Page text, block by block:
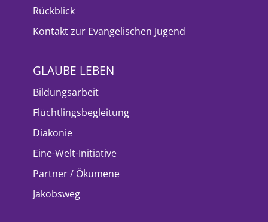
Rückblick
Kontakt zur Evangelischen Jugend
GLAUBE LEBEN
Bildungsarbeit
Flüchtlingsbegleitung
Diakonie
Eine-Welt-Initiative
Partner / Ökumene
Jakobsweg